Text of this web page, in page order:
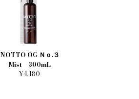
NOTTO OG Ｎｏ.３
Mist 300mL
¥4,180